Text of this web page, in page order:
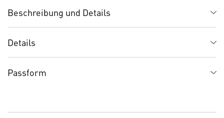
Beschreibung und Details
Details
Passform